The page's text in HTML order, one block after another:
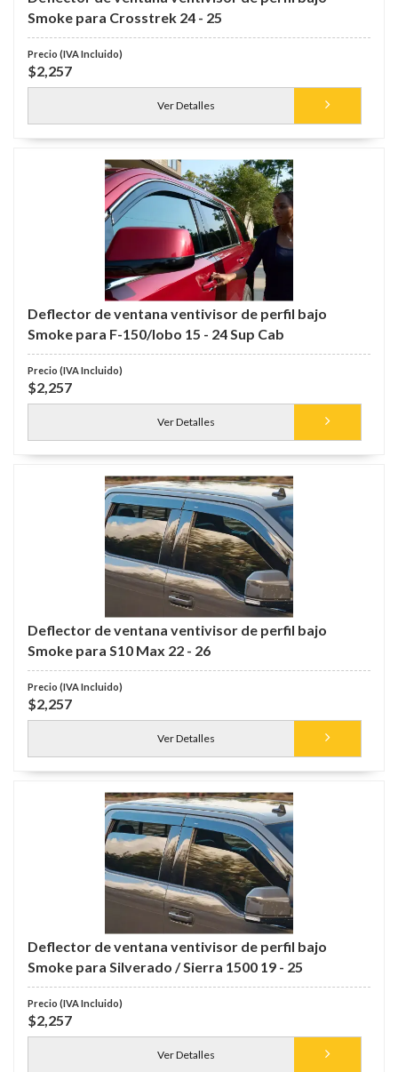
Smoke para Crosstrek 24 - 25
$2,257
Ver Detalles
Deflector de ventana ventivisor de perfil bajo
Smoke para F-150/lobo 15 - 24 Sup Cab
$2,257
Ver Detalles
Deflector de ventana ventivisor de perfil bajo
Smoke para S10 Max 22 - 26
$2,257
Ver Detalles
Deflector de ventana ventivisor de perfil bajo
Smoke para Silverado / Sierra 1500 19 - 25
$2,257
Ver Detalles